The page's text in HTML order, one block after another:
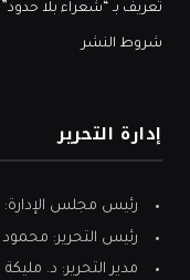
تعريف بـ “شعراء بلا حدود”
شروط النشر
إدارة التحرير
رئيس مجلس
رئيس التحرير: محمود
مدير التحرير: د.